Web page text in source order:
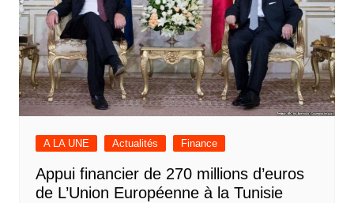
A LA UNE Actualités Finance
Appui financier de 270 millions d’euros
de L’Union Européenne à la Tunisie